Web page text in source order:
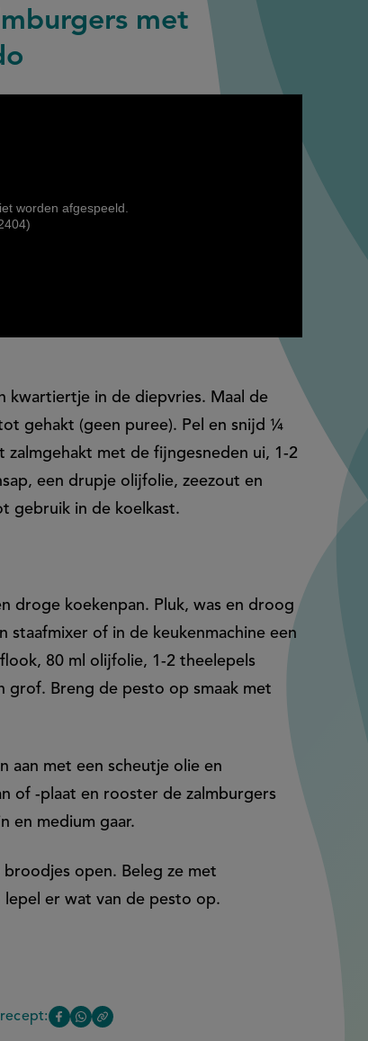
met
worden afgespeeld.
kwartiertje in de diepvries. Maal de
gehakt (geen puree). Pel en snijd ¼
met de fijngesneden ui, 1-2
een drupje olijfolie, zeezout en
gebruik in de koelkast.
droge koekenpan. Pluk, was en droog
staafmixer of in de keukenmachine een
80 ml olijfolie, 1-2 theelepels
grof. Breng de pesto op smaak met
aan met een scheutje olie en
of -plaat en rooster de zalmburgers
en medium gaar.
broodjes open. Beleg ze met
lepel er wat van de pesto op.
DeelDeelCopy